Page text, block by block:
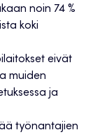
noin 74 %
koki
eivät
muiden
ja
työnantajien